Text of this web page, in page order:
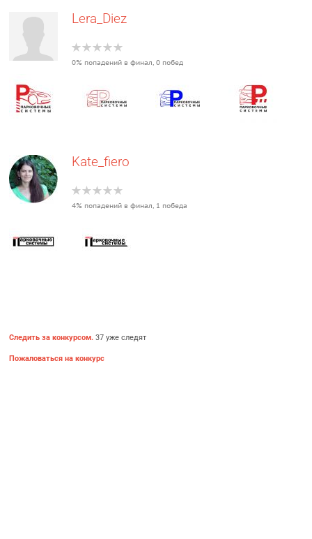
Lera_Diez
0% попадений в финал, 0 побед
Kate_fiero
4% попадений в финал, 1 победа
Следить за конкурсом. 37 уже следят
Пожаловаться на конкурс